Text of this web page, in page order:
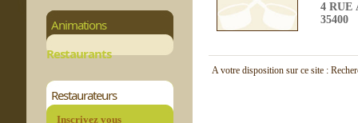
Animations
Restaurants
Restaurateurs
Inscrivez vous
4 RUE
35400
A votre disposition sur ce site :